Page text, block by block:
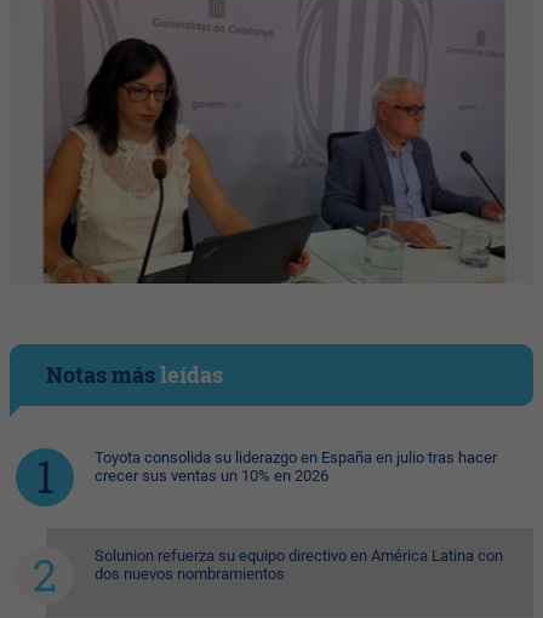
Notas másleídas
Toyota consolida su liderazgo en España en julio tras hacer
crecer sus ventas un 10% en 2026
Solunion refuerza su equipo directivo en América Latina con
dos nuevos nombramientos